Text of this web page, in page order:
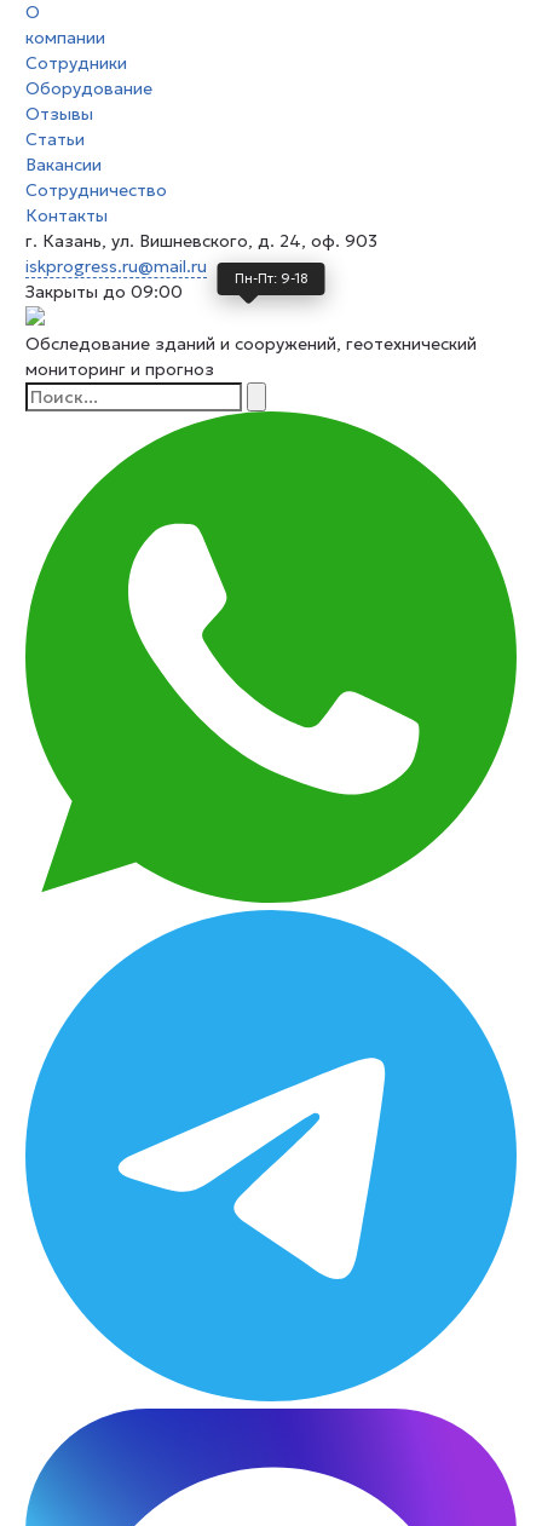
О
компании
Сотрудники
Оборудование
Отзывы
Статьи
Вакансии
Сотрудничество
Контакты
г. Казань, ул. Вишневского, д. 24, оф. 903
iskprogress.ru@mail.ru
Закрыты до 09:00
Обследование зданий и сооружений, геотехнический
мониторинг и прогноз
Пн-Пт: 9-18